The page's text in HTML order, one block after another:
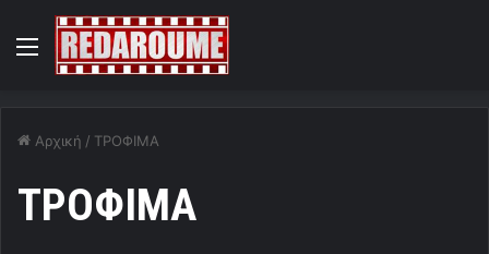
Menu
Αρχική / ΤΡΟΦΙΜΑ
ΤΡΟΦΙΜΑ